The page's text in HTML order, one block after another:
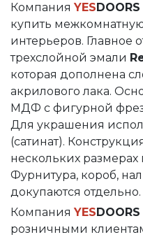
Компания YESDOORS
купить
интерьеров. Главное
трехслойной эмали
которая дополнена
акрилового лака.
МДФ с фигурной
Для украшения
(сатинат).
нескольких
Фурнитура, короб,
докупаются отдельно.
Компания YESDOORS
розничными